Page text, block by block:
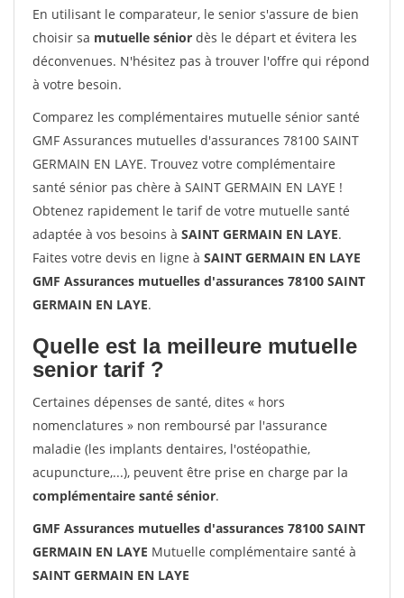
En utilisant le comparateur, le senior s'assure de bien
choisir sa mutuelle sénior dès le départ et évitera les
déconvenues. N'hésitez pas à trouver l'offre qui répond
à votre besoin.
Comparez les complémentaires mutuelle sénior santé
GMF Assurances mutuelles d'assurances 78100 SAINT
GERMAIN EN LAYE. Trouvez votre complémentaire
santé sénior pas chère à SAINT GERMAIN EN LAYE !
Obtenez rapidement le tarif de votre mutuelle santé
adaptée à vos besoins à SAINT GERMAIN EN LAYE.
Faites votre devis en ligne à SAINT GERMAIN EN LAYE
GMF Assurances mutuelles d'assurances 78100 SAINT
GERMAIN EN LAYE.
Quelle est la meilleure mutuelle
senior tarif ?
Certaines dépenses de santé, dites « hors
nomenclatures » non remboursé par l'assurance
maladie (les implants dentaires, l'ostéopathie,
acupuncture,...), peuvent être prise en charge par la
complémentaire santé sénior.
GMF Assurances mutuelles d'assurances 78100 SAINT
GERMAIN EN LAYE Mutuelle complémentaire santé à
SAINT GERMAIN EN LAYE